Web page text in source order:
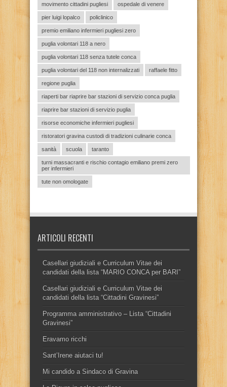
movimento cittadini pugliesi ospedale di venere
pier luigi lopalco policlinico
premio emiliano infermieri pugliesi zero
puglia volontari 118 a nero
puglia volontari 118 senza tutele conca
puglia volontari del 118 non internalizzati raffaele fitto
regione puglia
riaperti bar riaprire bar stazioni di servizio conca puglia
riaprire bar stazioni di servizio puglia
risorse economiche infermieri pugliesi
ristoratori gravina custodi di tradizioni culinarie conca
sanità scuola taranto
turni massacranti e rischio contagio emiliano premi zero
per infermieri
tute non omologate
ARTICOLI RECENTI
Casellari giudiziali e Curriculum Vitae dei
candidati della lista “MARIO CONCA per BARI”
Casellari giudiziali e Curriculum Vitae dei
candidati della lista “Cittadini Gravinesi”
Programma amministrativo – Lista “Cittadini
Gravinesi”
Eravamo ricchi
Sant’Irene aiutaci tu!
Mi candido a Sindaco di Gravina